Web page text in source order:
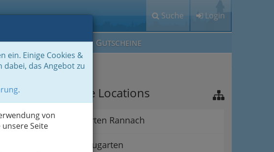
Suche Login
BRANCHEN MEIN IG GUTSCHEINE
ein. Einige Cookies &
das Angebot zu
.
von
unsere Seite
Wichtige Locations
Alpengarten Rannach
Grazer Augarten